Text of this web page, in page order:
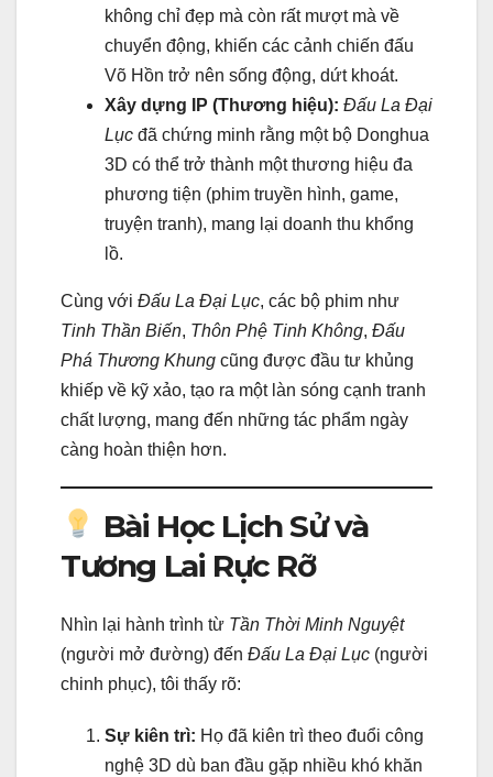
không chỉ đẹp mà còn rất mượt mà về
chuyển động, khiến các cảnh chiến đấu
Võ Hồn trở nên sống động, dứt khoát.
Xây dựng IP (Thương hiệu): Đấu La Đại
Lục đã chứng minh rằng một bộ Donghua
3D có thể trở thành một thương hiệu đa
phương tiện (phim truyền hình, game,
truyện tranh), mang lại doanh thu khổng
lồ.
Cùng với Đấu La Đại Lục, các bộ phim như
Tinh Thần Biến, Thôn Phệ Tinh Không, Đấu
Phá Thương Khung cũng được đầu tư khủng
khiếp về kỹ xảo, tạo ra một làn sóng cạnh tranh
chất lượng, mang đến những tác phẩm ngày
càng hoàn thiện hơn.
Bài Học Lịch Sử và
Tương Lai Rực Rỡ
Nhìn lại hành trình từ Tần Thời Minh Nguyệt
(người mở đường) đến Đấu La Đại Lục (người
chinh phục), tôi thấy rõ:
Sự kiên trì: Họ đã kiên trì theo đuổi công
nghệ 3D dù ban đầu gặp nhiều khó khăn